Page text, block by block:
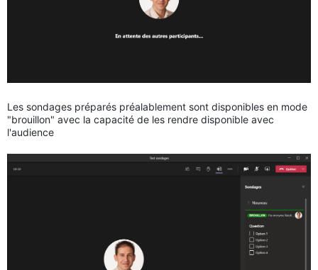
Les sondages préparés préalablement sont disponibles en mode
"brouillon" avec la capacité de les rendre disponible avec
l'audience